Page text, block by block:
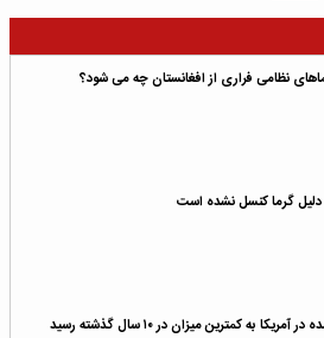
نظامی فراری از افغانستان چه می شود؟
گرما کنسل نشده است
به کمترین میزان در ۱۰ سال گذشته رسید